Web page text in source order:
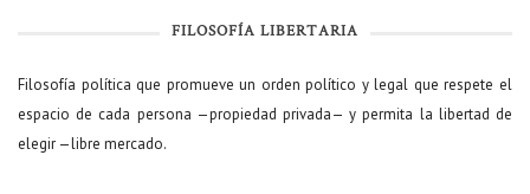
FILOSOFÍA LIBERTARIA
Filosofía política que promueve un orden político y legal que respete el
espacio de cada persona —propiedad privada— y permita la libertad de
elegir —libre mercado.